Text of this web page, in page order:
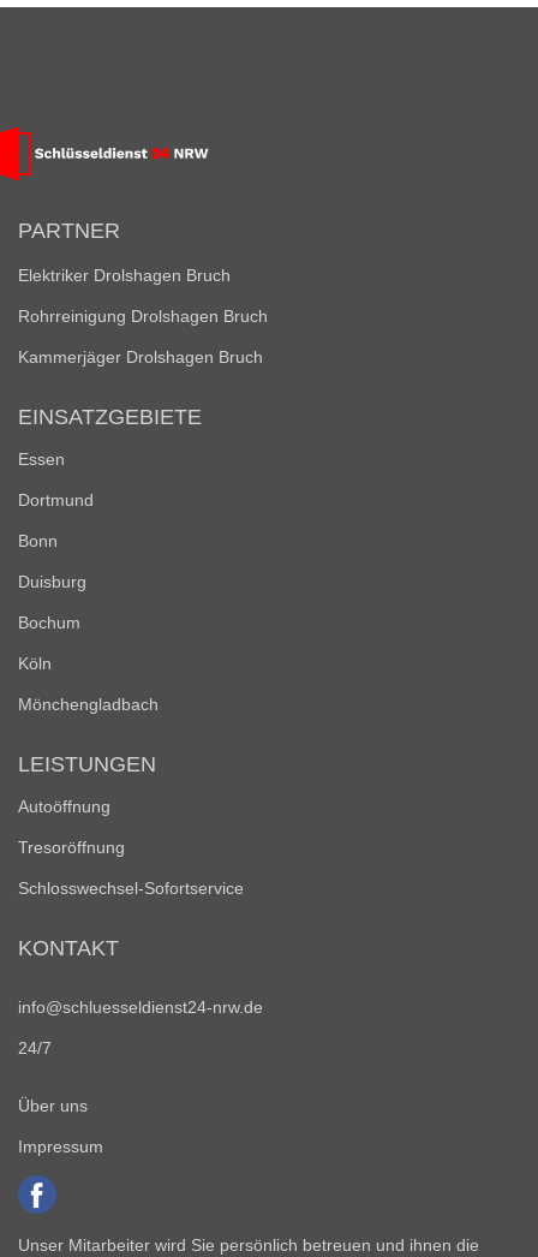
PARTNER
Elektriker Drolshagen Bruch
Rohrreinigung Drolshagen Bruch
Kammerjäger Drolshagen Bruch
EINSATZGEBIETE
Essen
Dortmund
Bonn
Duisburg
Bochum
Köln
Mönchengladbach
LEISTUNGEN
Autoöffnung
Tresoröffnung
Schlosswechsel-Sofortservice
KONTAKT
info@schluesseldienst24-nrw.de
24/7
Über uns
Impressum
Unser Mitarbeiter wird Sie persönlich betreuen und ihnen die